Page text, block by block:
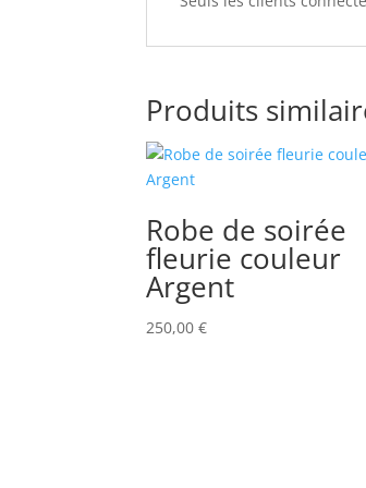
Produits
Robe de soirée
fleurie couleur
Argent
250,00€